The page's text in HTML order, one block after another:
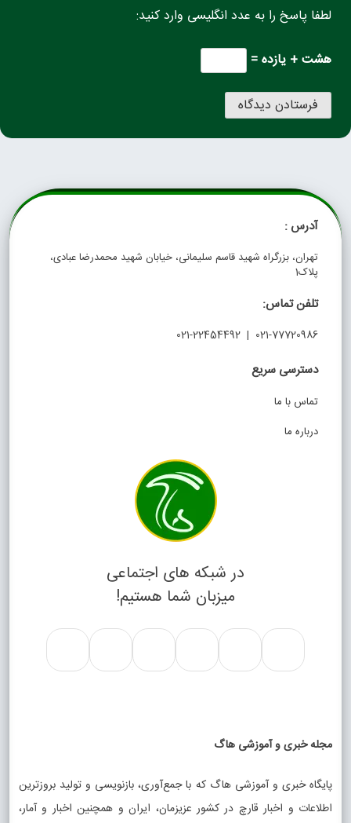
لطفا پاسخ را به عدد انگلیسی وارد کنید:
هشت + یازده =
آدرس :
تهران، بزرگراه شهید قاسم سلیمانی، خیابان شهید محمدرضا عبادی،
پلاک1
تلفن تماس:
021-77720986 | 021-22454492
دسترسی سریع
تماس با ما
درباره ما
در شبکه های اجتماعی
میزبان شما هستیم!
مجله خبری و آموزشی هاگ
پایگاه خبری و آموزشی هاگ که با جمع‌آوری، بازنویسی و تولید بروزترین
اطلاعات و اخبار قارچ در کشور عزیزمان، ایران و همچنین اخبار و آمار،